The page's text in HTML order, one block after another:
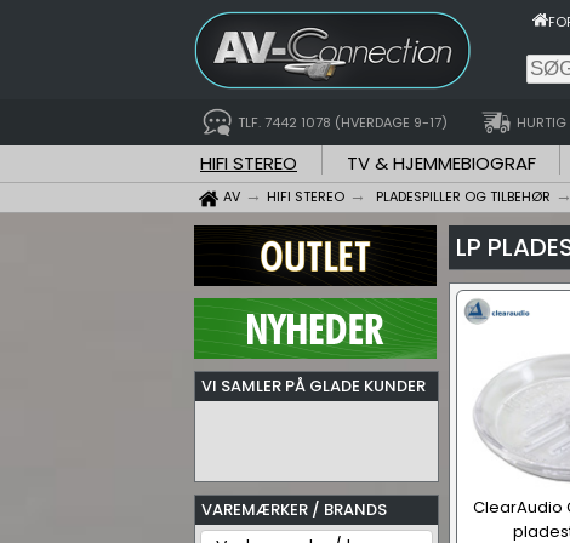
TLF. 7442 1078 (HVERDAGE 9-17) HURTIG
HIFI STEREO TV & HJEMMEBIOGRAF
AV HIFI STEREO PLADESPILLER OG TILBEHØR
VI SAMLER PÅ GLADE KUNDER
VAREMÆRKER / BRANDS
LP
ClearAudio